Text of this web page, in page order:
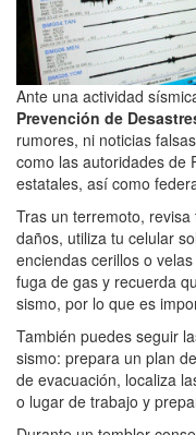
Ante una actividad
Prevención de
rumores, ni noticias
como las autoridades de
estatales, así como
Tras un terremoto,
daños, utiliza tu celular
enciendas cerillos o
fuga de gas y recuerda
sismo, por lo que es
También puedes seguir
sismo: prepara un plan
de evacuación, localiza
o lugar de trabajo y